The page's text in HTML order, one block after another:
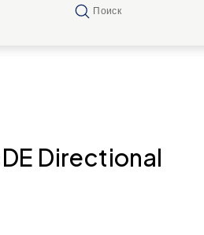
Поиск
Directional